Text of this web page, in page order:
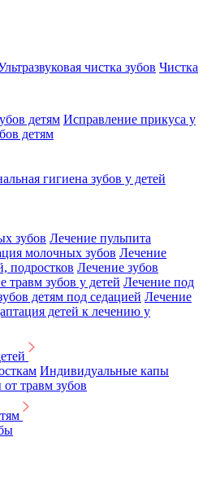
чистка зубов Чистка
детям Исправление прикуса у
детям
гигиена зубов у детей
зубов Лечение пульпита
молочных зубов Лечение
подростков Лечение зубов
травм зубов у детей Лечение под
детям под седацией Лечение
детей к лечению у
Индивидуальные капы
травм зубов